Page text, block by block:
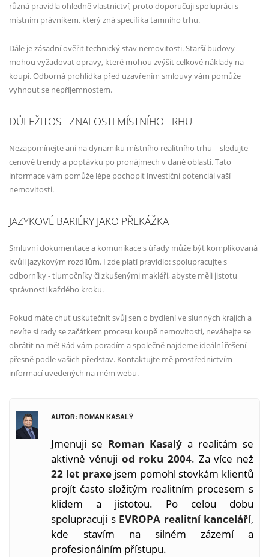
různá pravidla ohledně vlastnictví, proto doporučuji spolupráci s
místním právníkem, který zná specifika tamního trhu.
Dále je zásadní ověřit technický stav nemovitosti. Starší budovy
mohou vyžadovat opravy, které mohou zvýšit celkové náklady na
koupi. Odborná prohlídka před uzavřením smlouvy vám pomůže
vyhnout se nepříjemnostem.
DŮLEŽITOST ZNALOSTI MÍSTNÍHO TRHU
Nezapomínejte ani na dynamiku místního realitního trhu – sledujte
cenové trendy a poptávku po pronájmech v dané oblasti. Tato
informace vám pomůže lépe pochopit investiční potenciál vaší
nemovitosti.
JAZYKOVÉ BARIÉRY JAKO PŘEKÁŽKA
Smluvní dokumentace a komunikace s úřady může být komplikovaná
kvůli jazykovým rozdílům. I zde platí pravidlo: spolupracujte s
odborníky - tlumočníky či zkušenými makléři, abyste měli jistotu
správnosti každého kroku.
Pokud máte chuť uskutečnit svůj sen o bydlení ve slunných krajích a
nevíte si rady se začátkem procesu koupě nemovitosti, neváhejte se
obrátit na mě! Rád vám poradím a společně najdeme ideální řešení
přesně podle vašich představ. Kontaktujte mě prostřednictvím
informací uvedených na mém webu.
AUTOR: ROMAN KASALÝ
Jmenuji se Roman Kasalý a realitám se
aktivně věnuji od roku 2004. Za více než
22 let praxejsem pomohl stovkám klientů
projít často složitým realitním procesem s
klidem a jistotou. Po celou dobu
spolupracuji s EVROPA realitní kanceláří,
kde stavím na silném zázemí a
profesionálním přístupu.